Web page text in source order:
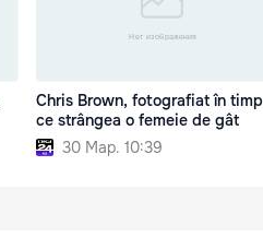
Chris Brown, fotografiat în timp
ce strângea o femeie de gât
30 Мар. 10:39